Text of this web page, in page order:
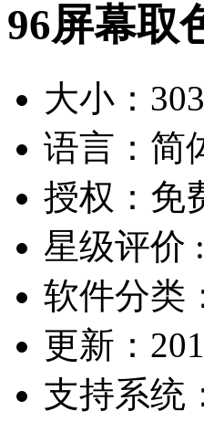
96屏幕取
大小：
语言： 简
授权： 免
星级评价 :
软件分类
更新：
支持系统